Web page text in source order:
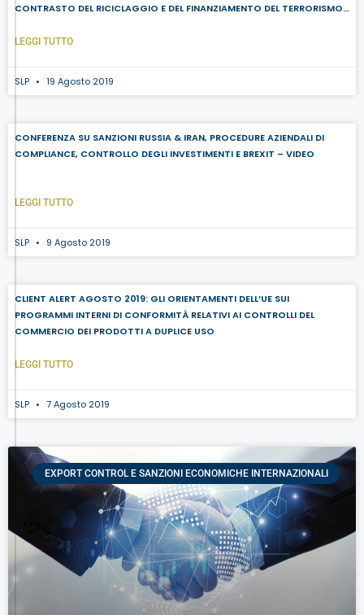
CONTRASTO DEL RICICLAGGIO E DEL FINANZIAMENTO DEL TERRORISMO”
LEGGI TUTTO
SLP 19 Agosto 2019
CONFERENZA SU SANZIONI RUSSIA & IRAN, PROCEDURE AZIENDALI DI
COMPLIANCE, CONTROLLO DEGLI INVESTIMENTI E BREXIT – VIDEO
LEGGI TUTTO
SLP 9 Agosto 2019
CLIENT ALERT AGOSTO 2019: GLI ORIENTAMENTI DELL’UE SUI
PROGRAMMI INTERNI DI CONFORMITÀ RELATIVI AI CONTROLLI DEL
COMMERCIO DEI PRODOTTI A DUPLICE USO
LEGGI TUTTO
SLP 7 Agosto 2019
EXPORT CONTROL E SANZIONI ECONOMICHE INTERNAZIONALI